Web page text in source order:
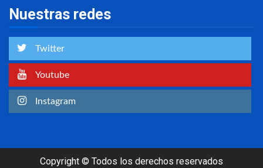
Nuestras redes
Twitter
Youtube
Instagram
Copyright © Todos los derechos reservados